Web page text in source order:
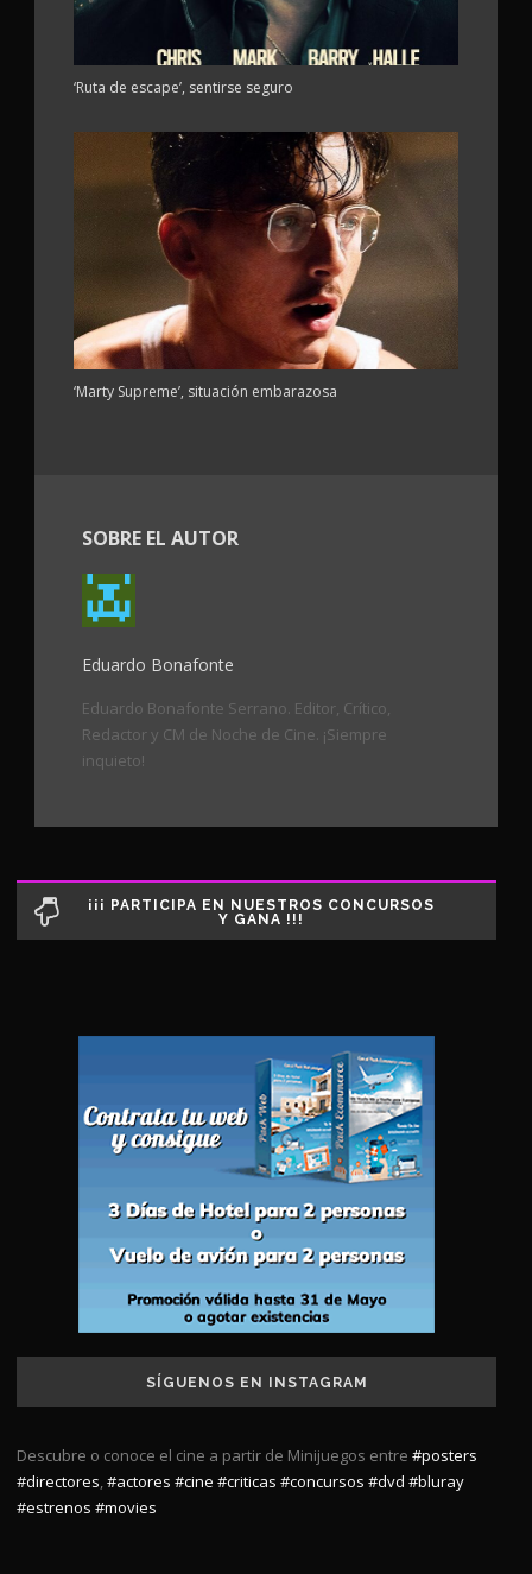
‘Ruta de escape’, sentirse seguro
‘Marty Supreme’, situación embarazosa
SOBRE EL AUTOR
Eduardo Bonafonte
Eduardo Bonafonte Serrano. Editor, Crítico,
Redactor y CM de Noche de Cine. ¡Siempre
inquieto!
¡¡¡ PARTICIPA EN NUESTROS CONCURSOS
Y GANA !!!
SÍGUENOS EN INSTAGRAM
Descubre o conoce el cine a partir de Minijuegos entre #posters
#directores #actores #cine #criticas #concursos #dvd #bluray
#estrenos #movies